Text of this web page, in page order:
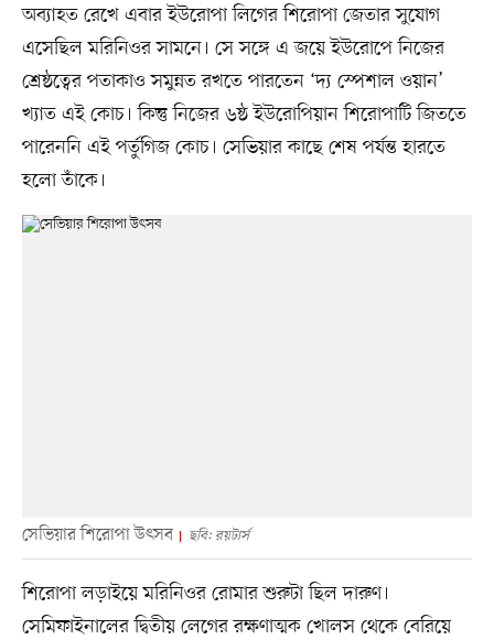
অব্যাহত রেখে এবার ইউরোপা লিগের শিরোপা জেতার সুযোগ
এসেছিল মরিনিওর সামনে। সে সঙ্গে এ জয়ে ইউরোপে নিজের
শ্রেষ্ঠত্বের পতাকাও সমুন্নত রখতে পারতেন ‘দ্য স্পেশাল ওয়ান’
খ্যাত এই কোচ। কিন্তু নিজের ৬ষ্ঠ ইউরোপিয়ান শিরোপাটি জিততে
পারেননি এই পর্তুগিজ কোচ। সেভিয়ার কাছে শেষ পর্যন্ত হারতে
হলো তাঁকে।
সেভিয়ার শিরোপা উৎসব ছবি: রয়টার্স
শিরোপা লড়াইয়ে মরিনিওর রোমার শুরুটা ছিল দারুণ।
সেমিফাইনালের দ্বিতীয় লেগের রক্ষণাত্মক খোলস থেকে বেরিয়ে